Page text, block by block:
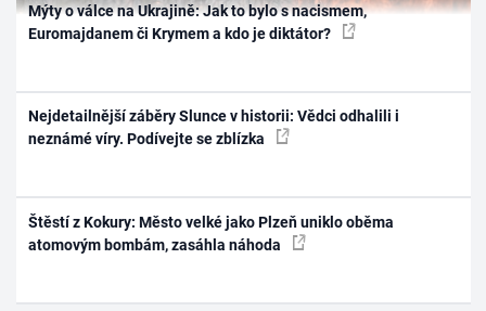
Mýty o válce na Ukrajině: Jak to bylo s nacismem,
Euromajdanem či Krymem a kdo je diktátor?
Nejdetailnější záběry Slunce v historii: Vědci odhalili i
neznámé víry. Podívejte se zblízka
Štěstí z Kokury: Město velké jako Plzeň uniklo oběma
atomovým bombám, zasáhla náhoda